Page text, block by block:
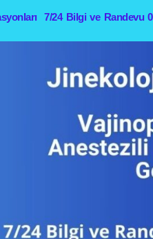
7/24 Bilgi ve Randevu